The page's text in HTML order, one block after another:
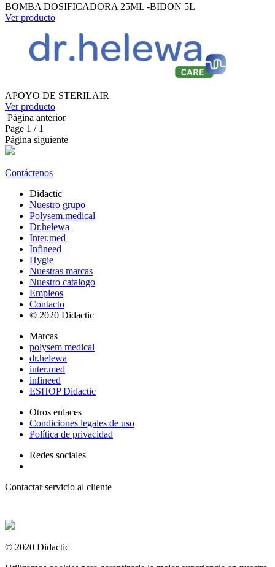
BOMBA DOSIFICADORA 25ML -BIDON 5L
Ver producto
APOYO DE STERILAIR
Ver producto
Página anterior
Page 1 / 1
Página siguiente
Contáctenos
Didactic
Nuestro grupo
Polysem.medical
Dr.helewa
Inter.med
Infineed
Hygie
Nuestras marcas
Nuestro catalogo
Empleos
Contacto
© 2020 Didactic
Marcas
polysem medical
dr.helewa
inter.med
infineed
ESHOP Didactic
Otros enlaces
Condiciones legales de uso
Política de privacidad
Redes sociales
Contactar servicio al cliente
© 2020 Didactic